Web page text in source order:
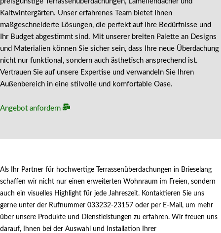
Kaltwintergärten. Unser erfahrenes Team bietet Ihnen
maßgeschneiderte Lösungen, die perfekt auf Ihre Bedürfnisse und
Ihr Budget abgestimmt sind. Mit unserer breiten Palette an Designs
und Materialien können Sie sicher sein, dass Ihre neue Überdachung
nicht nur funktional, sondern auch ästhetisch ansprechend ist.
Vertrauen Sie auf unsere Expertise und verwandeln Sie Ihren
Außenbereich in eine stilvolle und komfortable Oase.
Angebot anfordern
Als Ihr Partner für hochwertige Terrassenüberdachungen in Brieselang
schaffen wir nicht nur einen erweiterten Wohnraum im Freien, sondern
auch ein visuelles Highlight für jede Jahreszeit. Kontaktieren Sie uns
gerne unter der Rufnummer 033232-23157 oder per E-Mail, um mehr
über unsere Produkte und Dienstleistungen zu erfahren. Wir freuen uns
darauf, Ihnen bei der Auswahl und Installation Ihrer